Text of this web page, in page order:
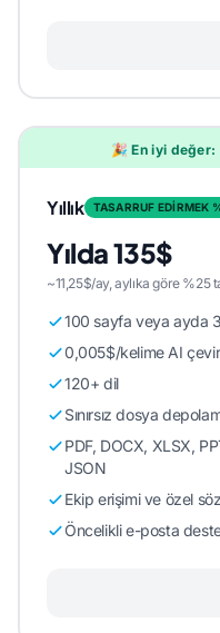
🎉 En iyi
Yıllık TASARRUF EDİRMEK
Yılda 135$
~11,25$/ay, aylıka göre %25
100 sayfa veya ayda
0,005$/kelime AI
120+ dil
Sınırsız dosya
PDF, DOCX, XLSX,
JSON
Ekip erişimi ve özel
Öncelikli e-posta